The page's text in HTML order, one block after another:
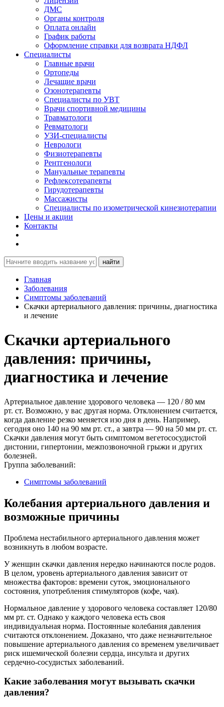
ДМС
Органы контроля
Оплата онлайн
График работы
Оформление справки для возврата НДФЛ
Специалисты
Главные врачи
Ортопеды
Лечащие врачи
Озонотерапевты
Специалисты по УВТ
Врачи спортивной медицины
Травматологи
Ревматологи
УЗИ-специалисты
Неврологи
Физиотерапевты
Рентгенологи
Мануальные терапевты
Рефлексотерапевты
Гирудотерапевты
Массажисты
Специалисты по изометрической кинезиотерапии
Цены и акции
Контакты
найти
Главная
Заболевания
Симптомы заболеваний
Скачки артериального давления: причины, диагностика
и лечение
Скачки артериального
давления: причины,
диагностика и лечение
Артериальное давление здорового человека — 120 / 80 мм
рт. ст. Возможно, у вас другая норма. Отклонением считается,
когда давление резко меняется изо дня в день. Например,
сегодня оно 140 на 90 мм рт. ст., а завтра — 90 на 50 мм рт. ст.
Скачки давления могут быть симптомом вегетососудистой
дистонии, гипертонии, межпозвоночной грыжи и других
болезней.
Группа заболеваний:
Симптомы заболеваний
Колебания артериального давления и
возможные причины
Проблема нестабильного артериального давления может
возникнуть в любом возрасте.
У женщин скачки давления нередко начинаются после родов.
В целом, уровень артериального давления зависит от
множества факторов: времени суток, эмоционального
состояния, употребления стимуляторов (кофе, чая).
Нормальное давление у здорового человека составляет 120/80
мм рт. ст. Однако у каждого человека есть своя
индивидуальная норма. Постоянные колебания давления
считаются отклонением. Доказано, что даже незначительное
повышение артериального давления со временем увеличивает
риск ишемической болезни сердца, инсульта и других
сердечно-сосудистых заболеваний.
Какие заболевания могут вызывать скачки
давления?